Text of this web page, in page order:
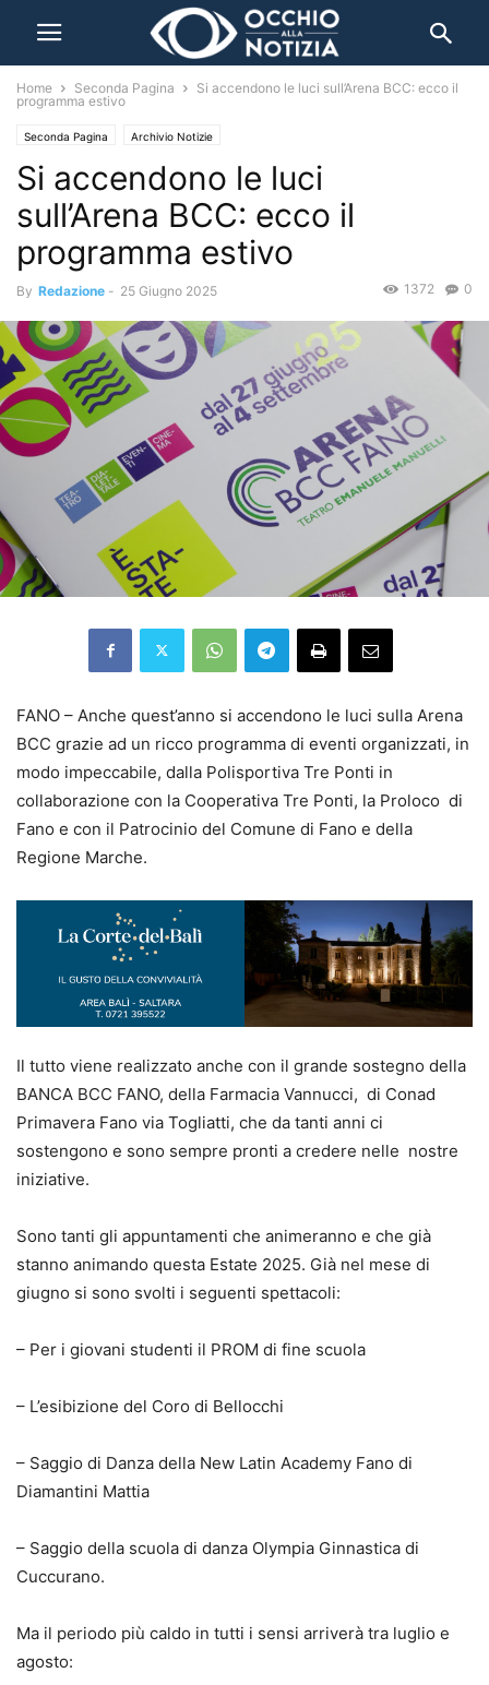
Home Seconda Pagina
Si accendono le luci sull’Arena BCC: ecco il
programma estivo
Seconda Pagina Archivio Notizie
Si accendono le luci
sull’Arena BCC: ecco il
programma estivo
By Redazione - 25 Giugno 2025 0
1372
FANO – Anche quest’anno si accendono le luci sulla Arena
BCC grazie ad un ricco programma di eventi organizzati, in
modo impeccabile, dalla Polisportiva Tre Ponti in
collaborazione con la Cooperativa Tre Ponti, la Proloco di
Fano e con il Patrocinio del Comune di Fano e della
Regione Marche.
Il tutto viene realizzato anche con il grande sostegno della
BANCA BCC FANO, della Farmacia Vannucci, di Conad
Primavera Fano via Togliatti, che da tanti anni ci
sostengono e sono sempre pronti a credere nelle nostre
iniziative.
Sono tanti gli appuntamenti che animeranno e che già
stanno animando questa Estate 2025. Già nel mese di
giugno si sono svolti i seguenti spettacoli:
– Per i giovani studenti il PROM di fine scuola
– L’esibizione del Coro di Bellocchi
– Saggio di Danza della New Latin Academy Fano di
Diamantini Mattia
– Saggio della scuola di danza Olympia Ginnastica di
Cuccurano.
Ma il periodo più caldo in tutti i sensi arriverà tra luglio e
agosto: